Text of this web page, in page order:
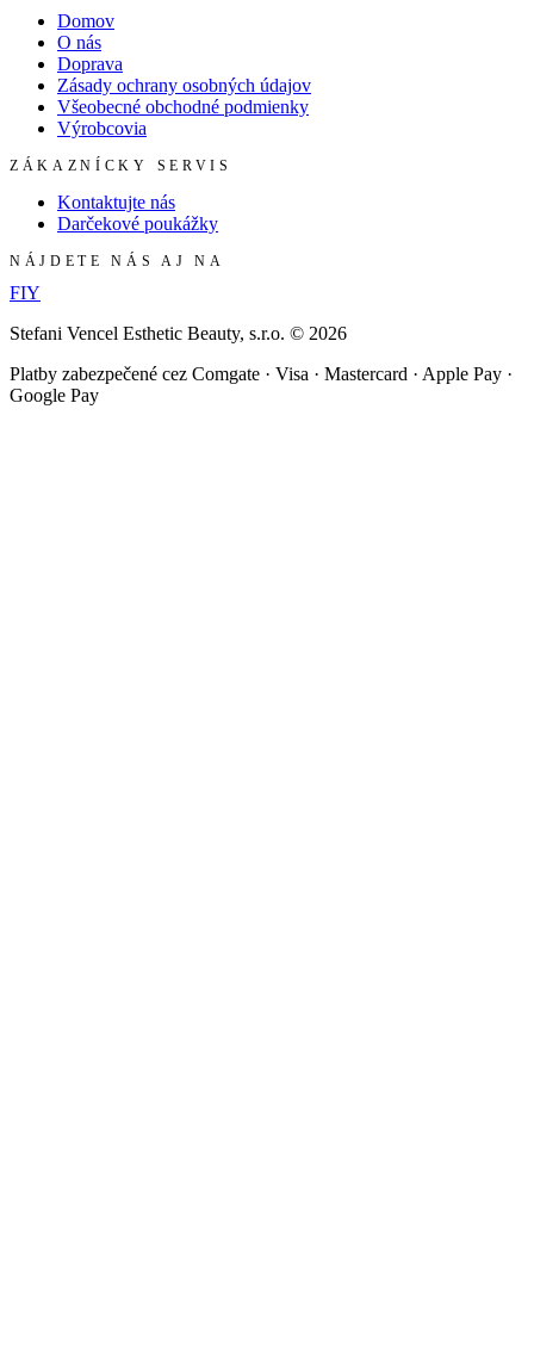
Domov
O nás
Doprava
Zásady ochrany osobných údajov
Všeobecné obchodné podmienky
Výrobcovia
ZÁKAZNÍCKY SERVIS
Kontaktujte nás
Darčekové poukážky
NÁJDETE NÁS AJ NA
FIY
Stefani Vencel Esthetic Beauty, s.r.o. © 2026
Platby zabezpečené cez Comgate · Visa · Mastercard · Apple Pay ·
Google Pay